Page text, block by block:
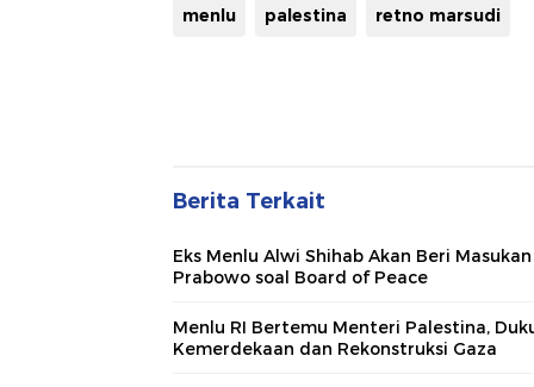
menlu palestina retno marsudi
Berita Terkait
Eks Menlu Alwi Shihab Akan Beri
Prabowo soal Board of Peace
Menlu RI Bertemu Menteri Palestina,
Kemerdekaan dan Rekonstruksi Gaza